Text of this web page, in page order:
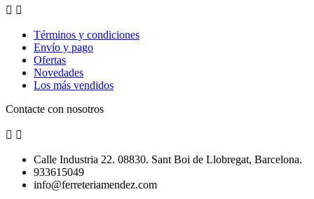
 
Términos y condiciones
Envío y pago
Ofertas
Novedades
Los más vendidos
Contacte con nosotros
 
Calle Industria 22. 08830. Sant Boi de Llobregat, Barcelona.
933615049
info@ferreteriamendez.com